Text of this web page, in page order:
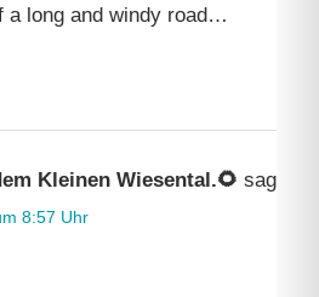
a long and windy road…
Kleinen Wiesental.🌻 sagt:
8:57 Uhr